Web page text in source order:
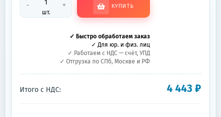
-
шт.
+ КУПИТЬ
✓ Быстро обработаем заказ
✓ Для юр. и физ. лиц
✓ Работаем с НДС — счёт, УПД
✓ Отгрузка по СПб, Москве и РФ
Итого с НДС: 4 443₽